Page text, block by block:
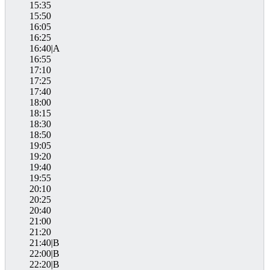
15:35
15:50
16:05
16:25
16:40|A
16:55
17:10
17:25
17:40
18:00
18:15
18:30
18:50
19:05
19:20
19:40
19:55
20:10
20:25
20:40
21:00
21:20
21:40|B
22:00|B
22:20|B